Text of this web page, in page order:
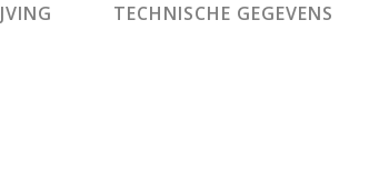
TECHNISCHE GEGEVENS